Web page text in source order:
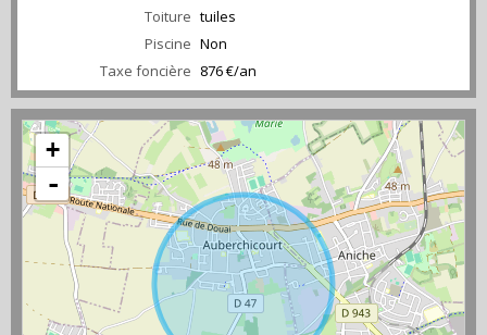
Toiture tuiles
Piscine Non
Taxe foncière 876 €/an
+
-